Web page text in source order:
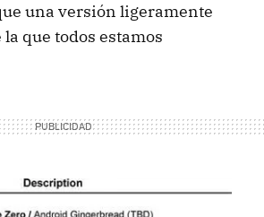
una versión ligeramente
que todos estamos